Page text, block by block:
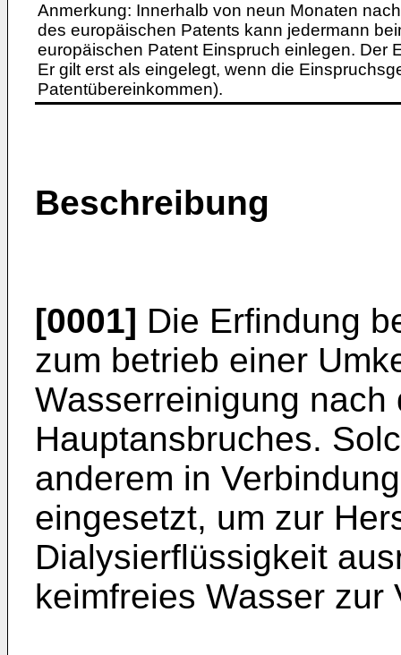
Anmerkung: Innerhalb von neun Monaten
des europäischen Patents kann jedermann
europäischen Patent Einspruch einlegen. Der
Er gilt erst als eingelegt, wenn die
Patentübereinkommen).
Beschreibung
[0001] Die Erfindung
zum betrieb einer
Wasserreinigung nach
Hauptansbruches.
anderem in
eingesetzt, um zur
Dialysierflüssigkeit
keimfreies Wasser zur